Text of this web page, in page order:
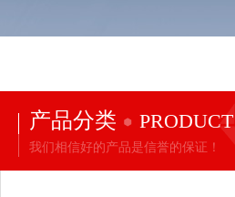
产品分类 PRODUCT
我们相信好的产品是信誉的保证！